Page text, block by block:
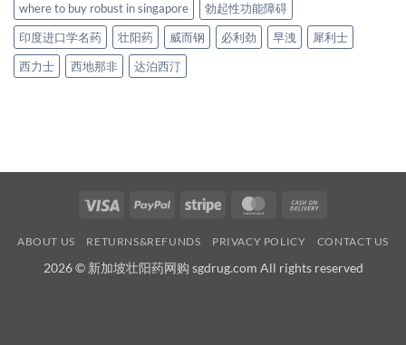
where to buy robust in singapore
勃起性功能障碍
印度进口学名药
壮阳药 威而钢 必利劲 早洩
犀利士
西力士
西地那非 达泊西汀
Visa PayPal Stripe MasterCard
Delivery
ABOUT US RETURNS&REFUNDS PRIVACY POLICY CONTACT US
2026 © 新加坡壮阳药网购 sgdrug.com All rights reserved